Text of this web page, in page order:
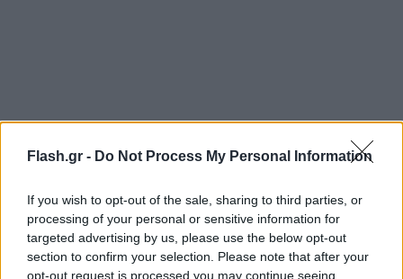
Flash.gr - Do Not Process My Personal Information
If you wish to opt-out of the sale, sharing to third parties, or
processing of your personal or sensitive information for
targeted advertising by us, please use the below opt-out
section to confirm your selection. Please note that after your
opt-out request is processed you may continue seeing